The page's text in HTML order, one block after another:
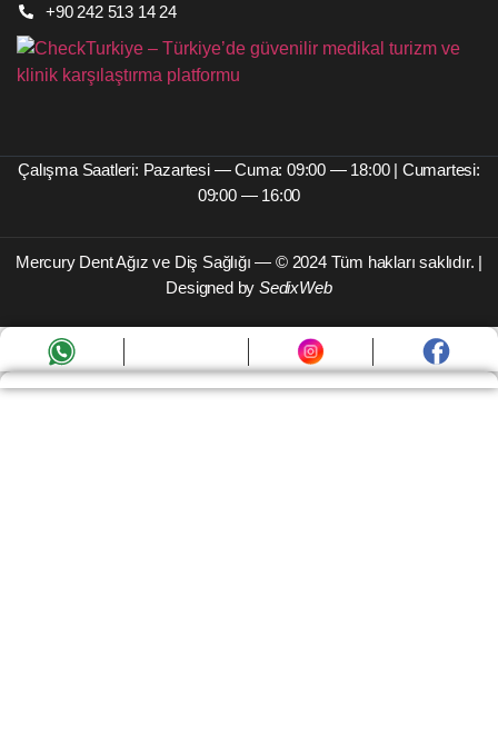
+90 242 513 14 24
Çalışma Saatleri: Pazartesi — Cuma: 09:00 — 18:00 | Cumartesi:
09:00 — 16:00
Mercury Dent Ağız ve Diş Sağlığı — © 2024 Tüm hakları saklıdır. |
Designed bySedixWeb